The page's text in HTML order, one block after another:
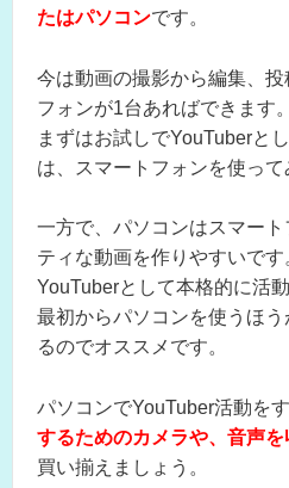
たはパソコンです。
今は動画の撮影から編集、
フォンが1台あればできます。
まずはお試しでYouTuberと
は、スマートフォンを使って
一方で、パソコンはスマー
ティな動画を作りやすいです
YouTuberとして本格的に活
最初からパソコンを使うほ
るのでオススメです。
パソコンでYouTuber活動をす
するためのカメラや、音声
買い揃えましょう。